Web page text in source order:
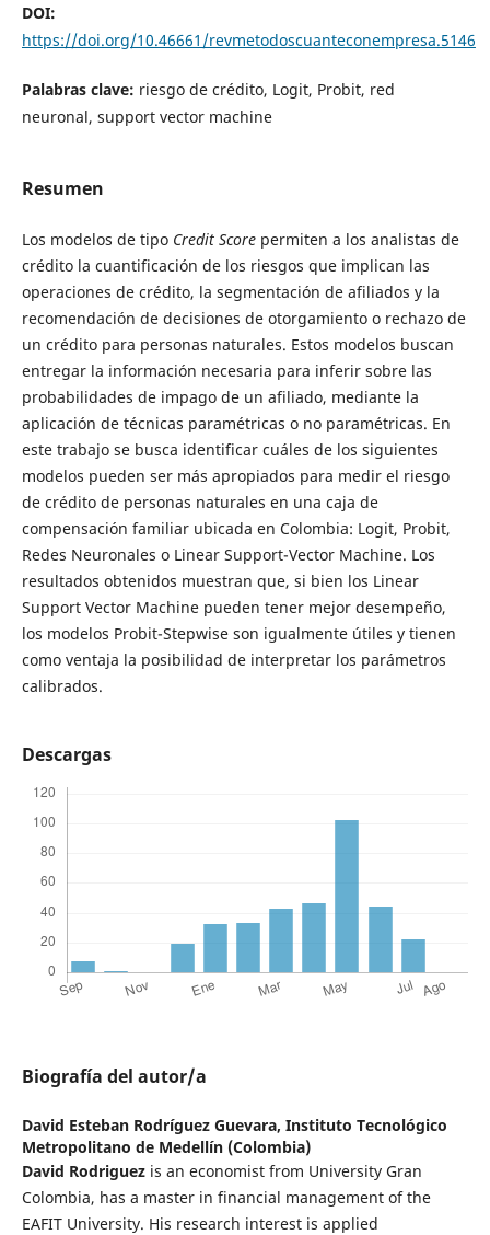
DOI:
https://doi.org/10.46661/revmetodoscuanteconempresa.5146
Palabras clave: riesgo de crédito, Logit, Probit, red
neuronal, support vector machine
Resumen
Los modelos de tipo Credit Scorepermiten a los analistas de
crédito la cuantificación de los riesgos que implican las
operaciones de crédito, la segmentación de afiliados y la
recomendación de decisiones de otorgamiento o rechazo de
un crédito para personas naturales. Estos modelos buscan
entregar la información necesaria para inferir sobre las
probabilidades de impago de un afiliado, mediante la
aplicación de técnicas paramétricas o no paramétricas. En
este trabajo se busca identificar cuáles de los siguientes
modelos pueden ser más apropiados para medir el riesgo
de crédito de personas naturales en una caja de
compensación familiar ubicada en Colombia: Logit, Probit,
Redes Neuronales o Linear Support-Vector Machine. Los
resultados obtenidos muestran que, si bien los Linear
Support Vector Machine pueden tener mejor desempeño,
los modelos Probit-Stepwise son igualmente útiles y tienen
como ventaja la posibilidad de interpretar los parámetros
calibrados.
Descargas
Biografía del autor/a
David Esteban Rodríguez Guevara, Instituto Tecnológico
Metropolitano de Medellín (Colombia)
David Rodriguezis an economist from University Gran
Colombia, has a master in financial management of the
EAFIT University. His research interest is applied